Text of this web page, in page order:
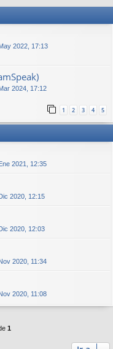
2022, 17:13
2024, 17:12
1 2 3 4 5
2021, 12:35
2020, 12:15
2020, 12:03
2020, 11:34
2020, 11:08
1